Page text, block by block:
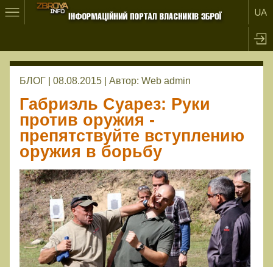
БЛОГ | 08.08.2015 | Автор: Web admin
Габриэль Суарез: Руки
против оружия -
препятствуйте вступлению
оружия в борьбу